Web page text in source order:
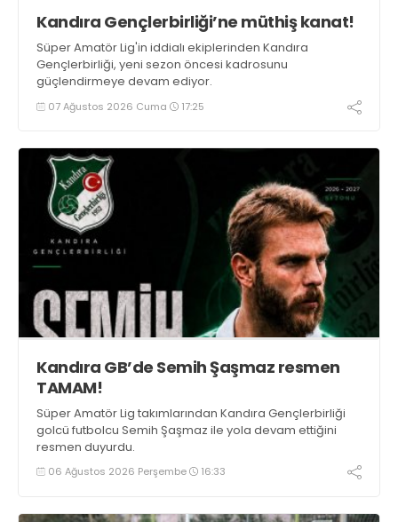
Kandıra Gençlerbirliği’ne müthiş kanat!
Süper Amatör Lig'in iddialı ekiplerinden Kandıra
Gençlerbirliği, yeni sezon öncesi kadrosunu
güçlendirmeye devam ediyor.
07 Ağustos 2026 Cuma 17:25
Kandıra GB’de Semih Şaşmaz resmen
TAMAM!
Süper Amatör Lig takımlarından Kandıra Gençlerbirliği
golcü futbolcu Semih Şaşmaz ile yola devam ettiğini
resmen duyurdu.
06 Ağustos 2026 Perşembe 16:33